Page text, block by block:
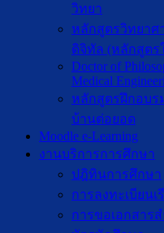
วิทยา
หลักสูตรวิทยา
ดิจิทัล (หลักสูตร
Doctor of
Medical
หลักสูตรฝึกอบร
บ้านต่อยอด
Moodle e-Learning
งานบริการการศึกษา
ปฎิทินการศึกษา
การลงทะเบียนเ
การขอเอกสาร